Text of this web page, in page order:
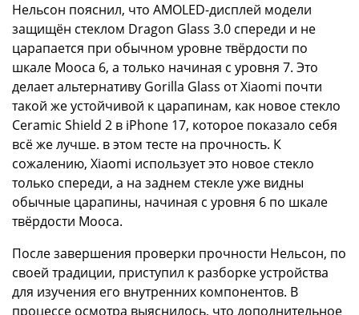
Нельсон пояснил, что AMOLED-дисплей модели
защищён стеклом Dragon Glass 3.0 спереди и не
царапается при обычном уровне твёрдости по
шкале Мооса 6, а только начиная с уровня 7. Это
делает альтернативу Gorilla Glass от Xiaomi почти
такой же устойчивой к царапинам, как новое стекло
Ceramic Shield 2 в iPhone 17, которое показало себя
всё же лучше. в этом тесте на прочность. К
сожалению, Xiaomi использует это новое стекло
только спереди, а на заднем стекле уже видны
обычные царапины, начиная с уровня 6 по шкале
твёрдости Мооса.
После завершения проверки прочности Нельсон, по
своей традиции, приступил к разборке устройства
для изучения его внутренних компонентов. В
процессе осмотра выяснилось, что дополнительное